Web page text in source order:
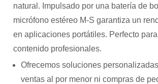
natural. Impulsado por una batería de
micrófono estéreo M-S garantiza un
en aplicaciones portátiles. Perfecto
contenido profesionales.
Ofrecemos soluciones
ventas al por menor ni compras de